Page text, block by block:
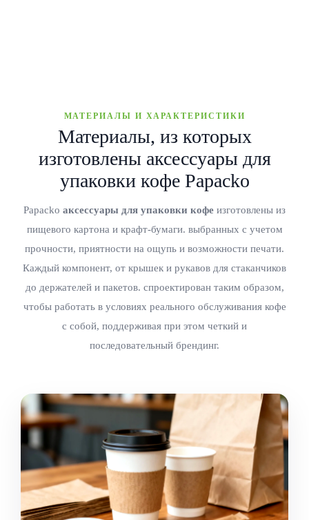
МАТЕРИАЛЫ И ХАРАКТЕРИСТИКИ
Материалы, из которых
изготовлены аксессуары для
упаковки кофе Papacko
Papacko аксессуары для упаковки кофе изготовлены из
пищевого картона и крафт-бумаги. выбранных с учетом
прочности, приятности на ощупь и возможности печати.
Каждый компонент, от крышек и рукавов для стаканчиков
до держателей и пакетов. спроектирован таким образом,
чтобы работать в условиях реального обслуживания кофе
с собой, поддерживая при этом четкий и
последовательный брендинг.